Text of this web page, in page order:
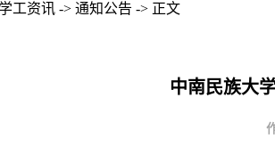
学工资讯 -> 通知公告 -> 正文
中南民族大